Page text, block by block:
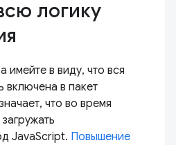
логику
имейте в виду, что вся
включена в пакет
что во время
JavaScript. Повышение